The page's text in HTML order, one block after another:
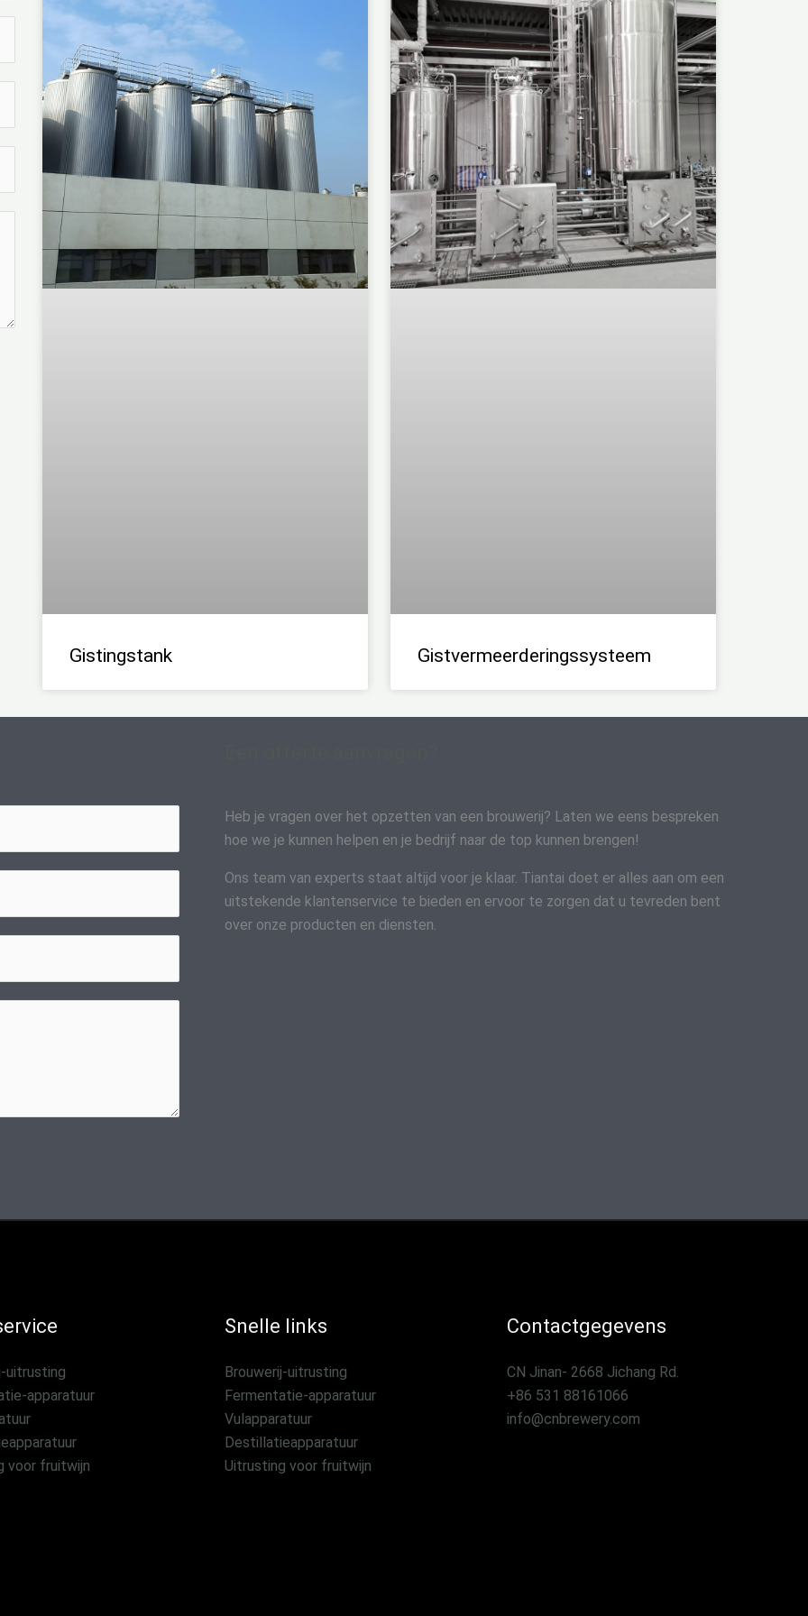
Gistingstank Gistvermeerderingssysteem
Heb je vragen over het opzetten van een brouwerij? Laten we eens bespreken
hoe we je kunnen helpen en je bedrijf naar de top kunnen brengen!
Ons team van experts staat altijd voor je klaar. Tiantai doet er alles aan om een
uitstekende klantenservice te bieden en ervoor te zorgen dat u tevreden bent
over onze producten en diensten.
uitrusting
apparatuur
voor fruitwijn
Snelle links
Brouwerij-uitrusting
Fermentatie-apparatuur
Vulapparatuur
Destillatieapparatuur
Uitrusting voor fruitwijn
Contactgegevens
CN Jinan- 2668 Jichang Rd.
+86 531 88161066
info@cnbrewery.com